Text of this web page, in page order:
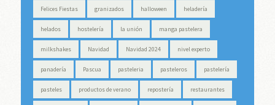
Felices Fiestas granizados halloween heladería
helados hostelería la unión manga pastelera
milkshakes Navidad Navidad 2024 nivel experto
panadería Pascua pasteleria pasteleros pastelería
pasteles productos de verano repostería restaurantes